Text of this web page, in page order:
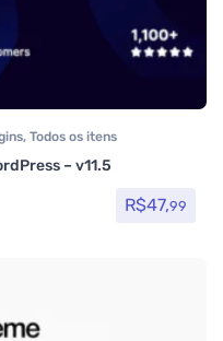
, Todos os itens
– v11.5
R$47,99